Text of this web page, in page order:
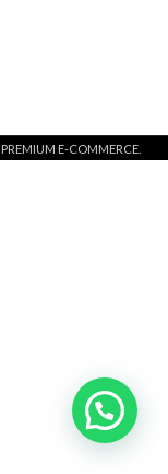
. PREMIUM E-COMMERCE.